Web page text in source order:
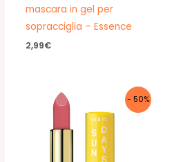
mascara in gel per
sopracciglia – Essence
2,99€
- 50%